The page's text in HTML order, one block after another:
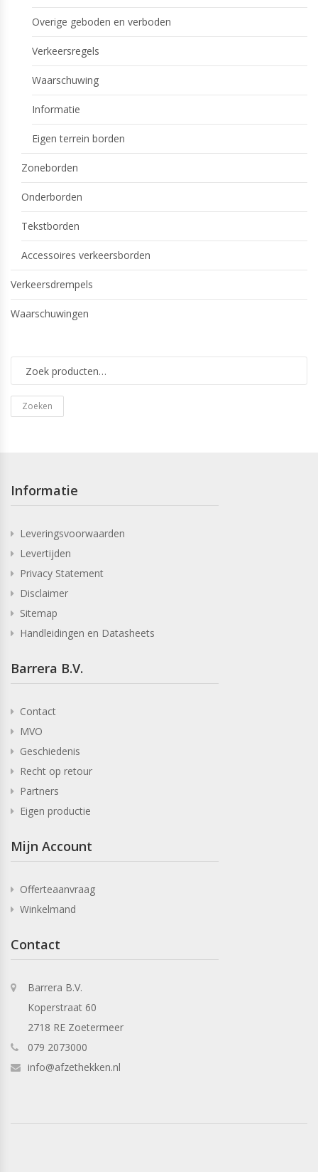
Overige geboden en verboden
Verkeersregels
Waarschuwing
Informatie
Eigen terrein borden
Zoneborden
Onderborden
Tekstborden
Accessoires verkeersborden
Verkeersdrempels
Waarschuwingen
Zoeken
Informatie
Leveringsvoorwaarden
Levertijden
Privacy Statement
Disclaimer
Sitemap
Handleidingen en Datasheets
Barrera B.V.
Contact
MVO
Geschiedenis
Recht op retour
Partners
Eigen productie
Mijn Account
Offerteaanvraag
Winkelmand
Contact
Barrera B.V.
Koperstraat 60
2718 RE Zoetermeer
079 2073000
info@afzethekken.nl